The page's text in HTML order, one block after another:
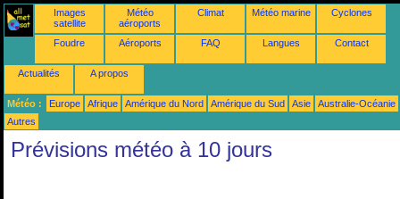
Images
satellite
Météo
aéroports
Climat Météo marine Cyclones
Foudre Aéroports FAQ Langues Contact
Actualités A propos
Météo : Europe Afrique Amérique du Nord Amérique du Sud Asie
Australie-Océanie
Autres
Prévisions météo à 10 jours